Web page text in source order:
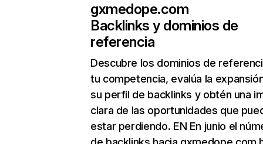
gxmedope.com
Backlinks y dominios de
referencia
Descubre los dominios de
tu competencia, evalúa la
su perfil de backlinks y obtén una
clara de las oportunidades que
estar perdiendo. EN En junio el